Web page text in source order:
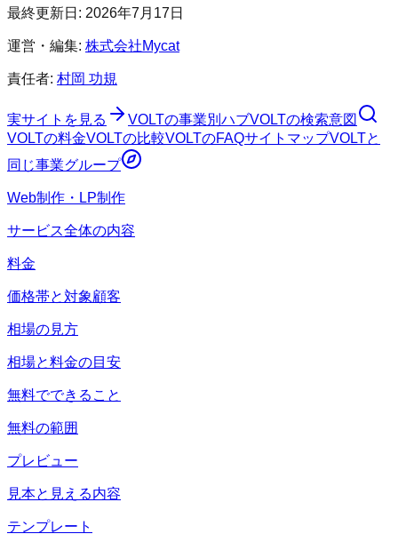
最終更新日: 2026年7月17日
運営・編集: 株式会社Mycat
責任者: 村岡 功規
実サイトを見る VOLTの事業別ハブVOLTの検索意図
VOLTの料金VOLTの比較VOLTのFAQサイトマップVOLTと
同じ事業グループ
Web制作・LP制作
サービス全体の内容
料金
価格帯と対象顧客
相場の見方
相場と料金の目安
無料でできること
無料の範囲
プレビュー
見本と見える内容
テンプレート